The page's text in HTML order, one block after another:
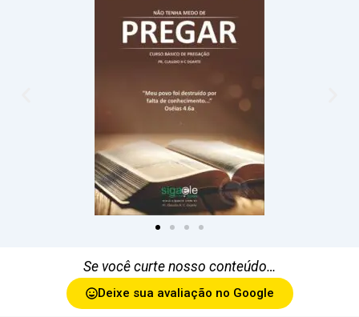
Se você curte nosso conteúdo…
Deixe sua avaliação no Google